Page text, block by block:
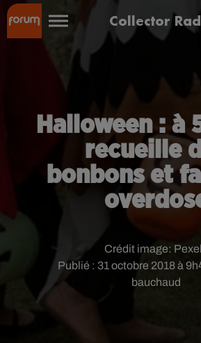
Collector
Halloween : à
recueille
bonbons et
Publié : 31 octobre 2018 à
bauchaud
Crédit image: